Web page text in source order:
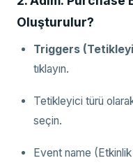
Oluşturulur?
Triggers
tıklayın.
Tetikleyici türü
seçin.
Event name (Etkinlik